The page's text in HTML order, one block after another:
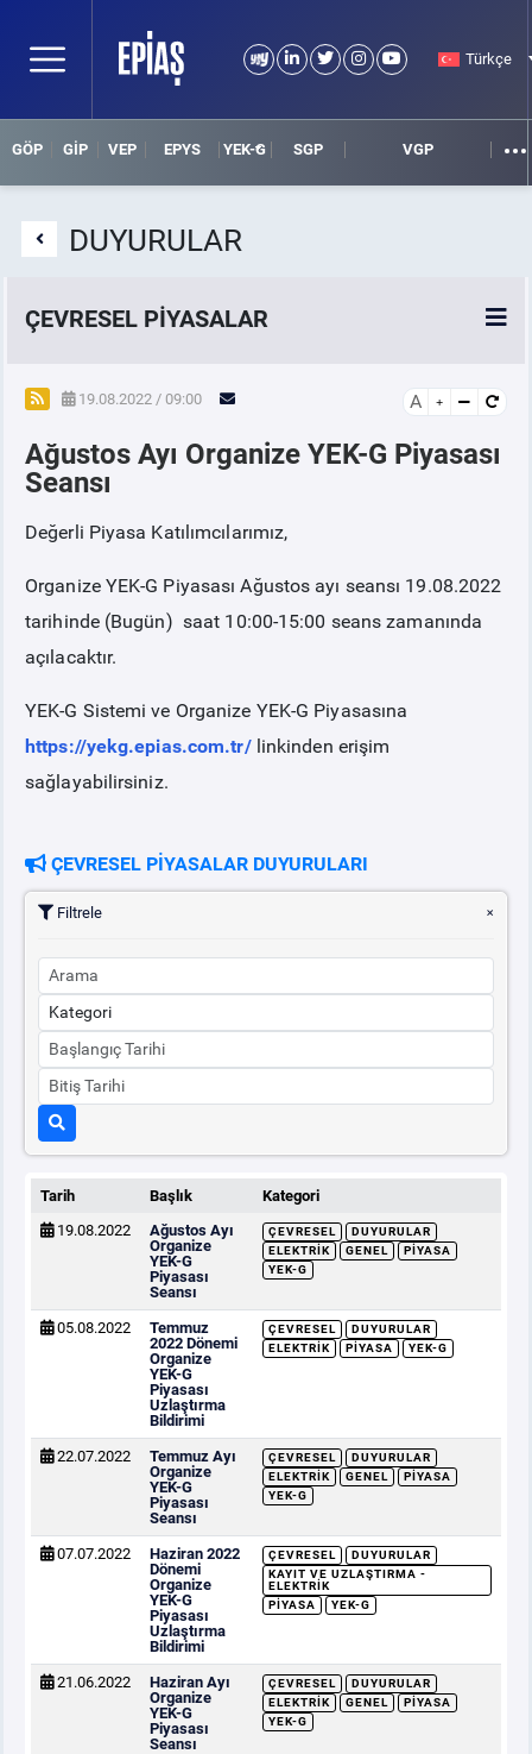
Türkçe
GÖP GİP VEP EPYS YEK-G SGP VGP
DUYURULAR
ÇEVRESEL PİYASALAR
YEK-G Piyasası
YEK-G Nedir?
19.08.2022 / 09:00 A
Ağustos Ayı Organize YEK-G Piyasası
Seansı
Değerli Piyasa Katılımcılarımız,
Organize YEK-G Piyasası Ağustos ayı seansı 19.08.2022
tarihinde (Bugün) saat 10:00-15:00 seans zamanında
açılacaktır.
YEK-G Sistemi ve Organize YEK-G Piyasasına
https://yekg.epias.com.tr/linkinden erişim
sağlayabilirsiniz.
ÇEVRESEL PİYASALAR DUYURULARI
Filtrele
Tarih Başlık
Kategori
19.08.2022
Ağustos Ayı
Organize
YEK-G
Piyasası
Seansı
ÇEVRESEL
DUYURULAR
ELEKTRIK
GENEL
PIYASA
YEK-G
05.08.2022
Temmuz
2022 Dönemi
Organize
YEK-G
Piyasası
Uzlaştırma
Bildirimi
ÇEVRESEL
DUYURULAR
ELEKTRIK
PIYASA YEK-G
22.07.2022
Temmuz Ayı
Organize
YEK-G
Piyasası
Seansı
ÇEVRESEL
DUYURULAR
ELEKTRIK
GENEL
PIYASA
YEK-G
07.07.2022
Haziran 2022
Dönemi
Organize
YEK-G
Piyasası
Uzlaştırma
Bildirimi
ÇEVRESEL
DUYURULAR
KAYIT VE UZLAŞTIRMA -
ELEKTRIK
PIYASA
YEK-G
21.06.2022
Haziran Ayı
Organize
YEK-G
Piyasası
Seansı
ÇEVRESEL
DUYURULAR
ELEKTRIK
GENEL
PIYASA
YEK-G